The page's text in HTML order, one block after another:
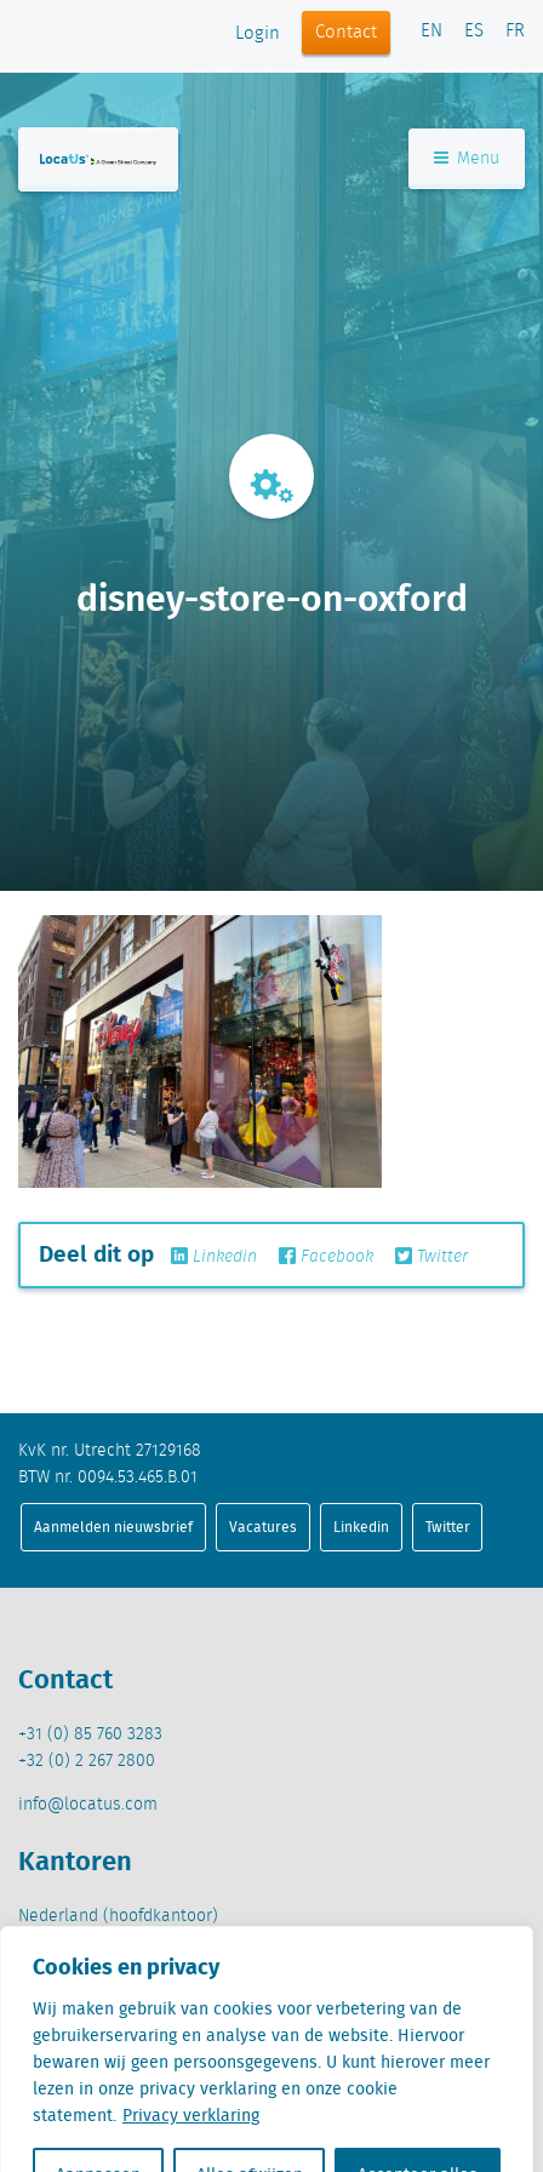
Cookies en privacy
Wij maken gebruik van cookies voor verbetering van de
gebruikerservaring en analyse van de website. Hiervoor
bewaren wij geen persoonsgegevens. U kunt hierover meer
lezen in onze privacy verklaring en onze cookie
statement. Privacy verklaring
Login Contact EN ES FR
Menu
disney-store-on-oxford
Deel dit op Linkedin Facebook Twitter
KvK nr. Utrecht 27129168
BTW nr. 0094.53.465.B.01
Aanmelden nieuwsbrief Vacatures Linkedin Twitter
Contact
+31 (0) 85 760 3283
+32 (0) 2 267 2800
info@locatus.com
Kantoren
Nederland (hoofdkantoor)
Stationsplein 32
3511 ED Utrecht
België
Cantersteen 47
1000 Brussel